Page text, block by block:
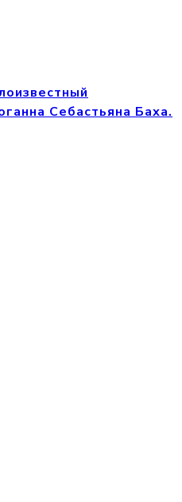
Себастьяна Баха.